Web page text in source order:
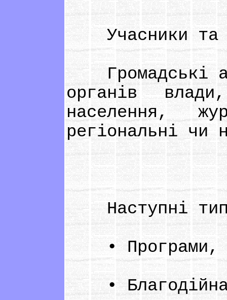
Учасники та
Громадські
органів
населення,
регіональні чи
Наступні типи
• Програми,
• Благодійна